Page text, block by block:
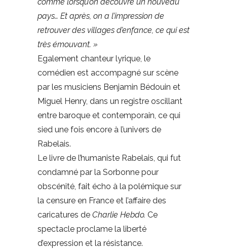
comme lorsqu’on découvre un nouveau
pays… Et après, on a l’impression de
retrouver des villages d’enfance, ce qui est
très émouvant. »
Egalement chanteur lyrique, le
comédien est accompagné sur scène
par les musiciens Benjamin Bédouin et
Miguel Henry, dans un registre oscillant
entre baroque et contemporain, ce qui
sied une fois encore à l’univers de
Rabelais.
Le livre de l’humaniste Rabelais, qui fut
condamné par la Sorbonne pour
obscénité, fait écho à la polémique sur
la censure en France et l’affaire des
caricatures de Charlie Hebdo. Ce
spectacle proclame la liberté
d’expression et la résistance.